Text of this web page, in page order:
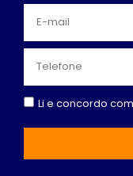
Li e concordo